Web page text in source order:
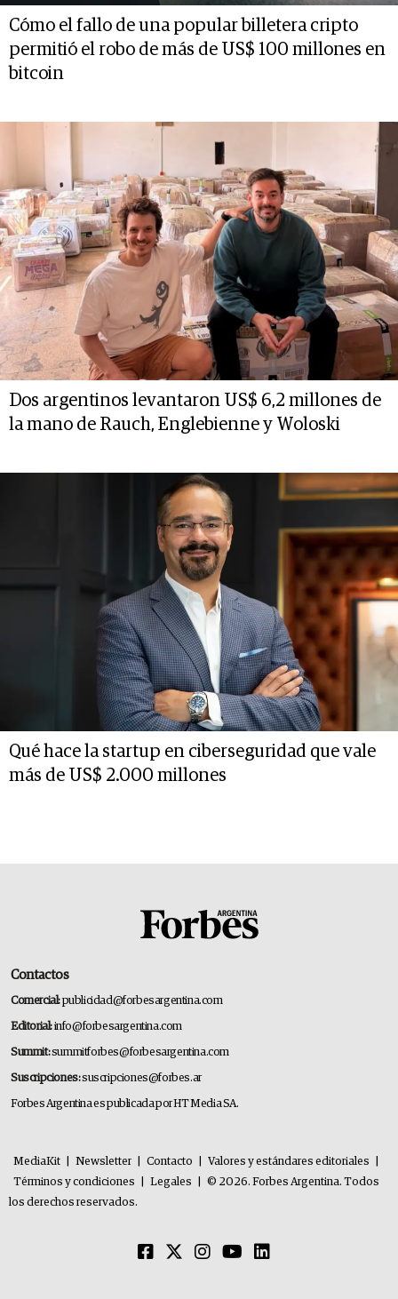
Cómo el fallo de una popular billetera cripto
permitió el robo de más de US$ 100 millones en
bitcoin
Dos argentinos levantaron US$ 6,2 millones de
la mano de Rauch, Englebienne y Woloski
Qué hace la startup en ciberseguridad que vale
más de US$ 2.000 millones
Contactos
Comercial:publicidad@forbesargentina.com
Editorial:info@forbesargentina.com
Summit:summitforbes@forbesargentina.com
Suscripciones:suscripciones@forbes.ar
Forbes Argentina es publicada por HT Media SA.
MediaKit Newsletter Contacto Valores y estándares editoriales
Términos y condiciones
Legales
© 2026. Forbes Argentina. Todos
los derechos reservados.